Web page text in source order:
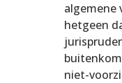
algemene
hetgeen
niet-